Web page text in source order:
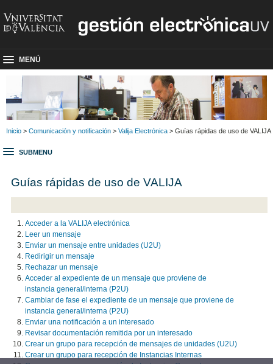
MENÚ
Inicio > Comunicación y notificación > Valija Electrónica > Guías rápidas de uso de VALIJA
SUBMENU
Guías rápidas de uso de VALIJA
Acceder a la VALIJA electrónica
Leer un mensaje
Enviar un mensaje entre unidades (U2U)
Redirigir un mensaje
Rechazar un mensaje
Acceder al expediente de un mensaje que proviene de
instancia general/interna (P2U)
Cambiar de fase el expediente de un mensaje que proviene de
instancia general/interna (P2U)
Enviar una notificación a un interesado
Revisar documentación remitida por un interesado
Crear un grupo para recepción de mensajes de unidades (U2U)
Crear un grupo para recepción de Instancias Internas